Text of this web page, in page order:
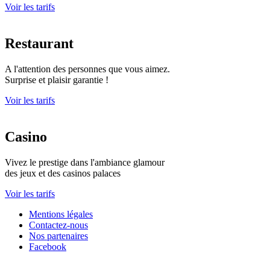
Voir les tarifs
Restaurant
A l'attention des personnes que vous aimez.
Surprise et plaisir garantie !
Voir les tarifs
Casino
Vivez le prestige dans l'ambiance glamour
des jeux et des casinos palaces
Voir les tarifs
Mentions légales
Contactez-nous
Nos partenaires
Facebook